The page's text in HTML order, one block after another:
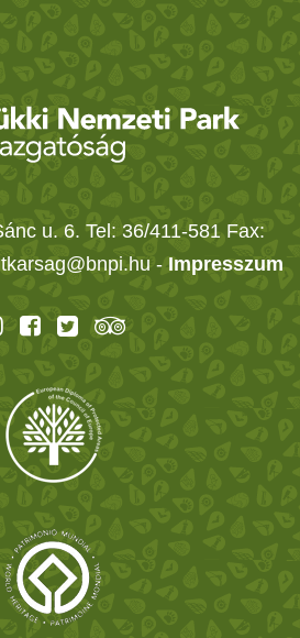
u. 6. Tel: 36/411-581 Fax:
- Impresszum